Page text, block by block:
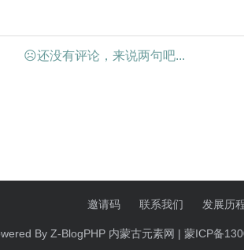
个单体画面。岩
散布在桌子山山脉
3厘米以上，但由
☹还没有评论，来说两句吧...
邀请码 联系我们 发展历
By Z-BlogPHP 内蒙古元素网 | 蒙ICP备